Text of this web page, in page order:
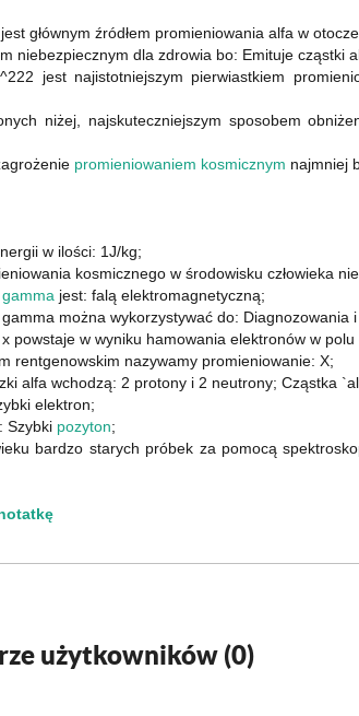
głównym źródłem promieniowania alfa w
niebezpiecznym dla zdrowia bo: Emituje cząstki
jest najistotniejszym pierwiastkiem
niżej, najskuteczniejszym sposobem
promieniowaniem kosmicznym najmniej
w ilości: 1J/kg;
kosmicznego w środowisku człowieka
jest: falą elektromagnetyczną;
można wykorzystywać do: Diagnozowania
powstaje w wyniku hamowania elektronów w polu
rentgenowskim nazywamy promieniowanie: X;
alfa wchodzą: 2 protony i 2 neutrony; Cząstka
elektron;
Szybki pozyton;
bardzo starych próbek za pomocą
użytkowników (0)